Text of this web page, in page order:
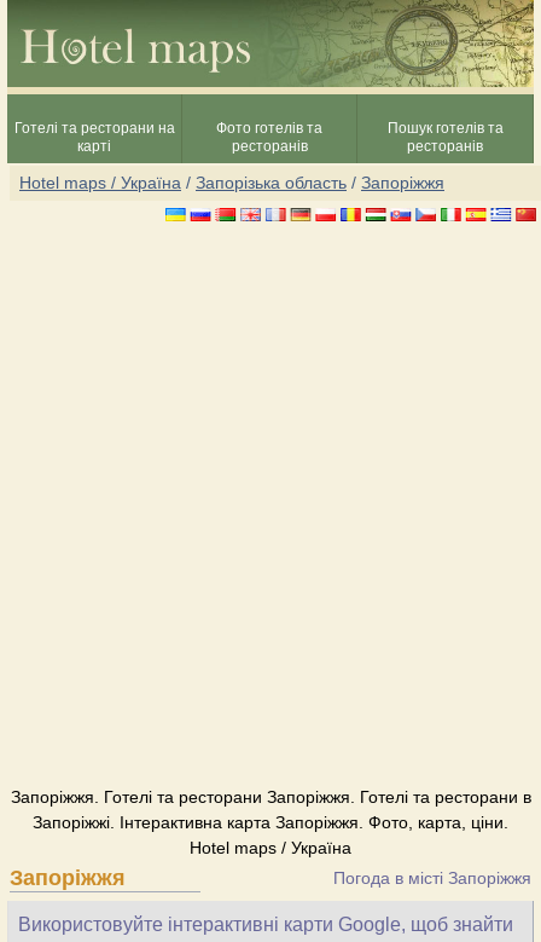
Готелі та ресторани на
карті
Фото готелів та
ресторанів
Пошук готелів та
ресторанів
Hotel maps / Україна / Запорізька область / Запоріжжя
Запоріжжя. Готелі та ресторани Запоріжжя. Готелі та ресторани в
Запоріжжі. Інтерактивна карта Запоріжжя. Фото, карта, ціни.
Hotel maps / Україна
Запоріжжя Погода в місті Запоріжжя
Використовуйте інтерактивні карти Google, щоб знайти